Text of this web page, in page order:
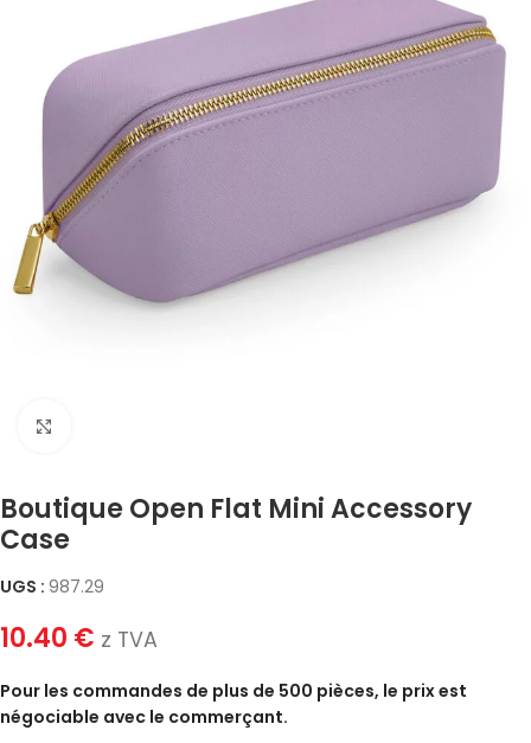
Boutique Open Flat Mini Accessory
Case
UGS : 987.29
10.40 € z TVA
Pour les commandes de plus de 500 pièces, le prix est
négociable avec le commerçant.